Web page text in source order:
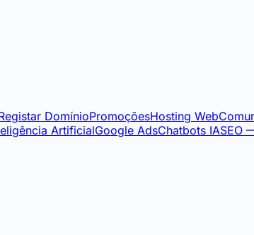
DomínioPromoçõesHosting Web
ArtificialGoogle AdsChatbots IASEO